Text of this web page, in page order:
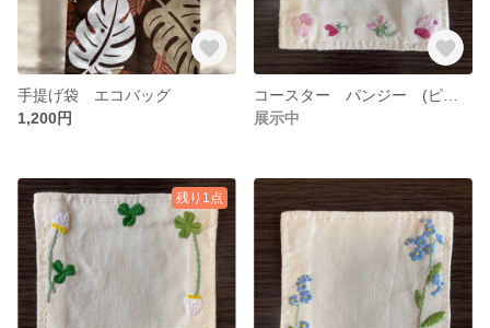
手提げ袋 エコバッグ
1,200円
展示中
残り1点